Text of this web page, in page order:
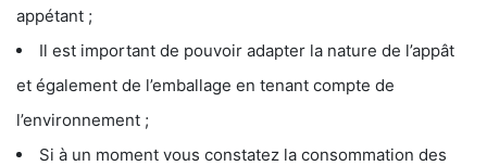
appétant ;
Il est important de pouvoir adapter la nature de l’appât
et également de l’emballage en tenant compte de
l’environnement ;
Si à un moment vous constatez la consommation des